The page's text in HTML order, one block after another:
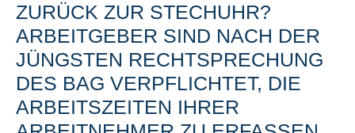
ZURÜCK ZUR STECHUHR?
ARBEITGEBER SIND NACH DER
JÜNGSTEN RECHTSPRECHUNG
DES BAG VERPFLICHTET, DIE
ARBEITSZEITEN IHRER